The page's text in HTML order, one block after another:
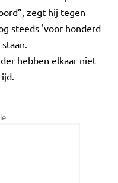
zegt hij tegen
steeds 'voor honderd
hebben elkaar niet